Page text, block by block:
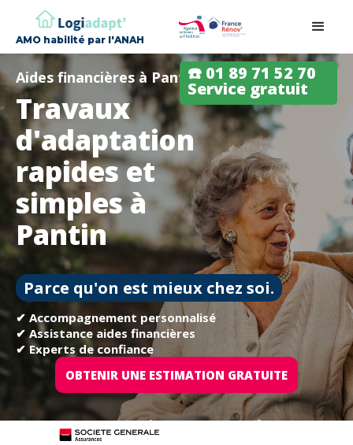
AMO habilité par l'ANAH
☎️ 01 89 71 52 70
Service gratuit
Aides financières à Pantin
Travaux
d'adaptation
rapides et
simples à
Pantin
Parce qu'on est mieux chez soi.
✔ Accompagnement personnalisé
✔ Assistance aides financières
✔ Experts de confiance
OBTENIR UNE ESTIMATION GRATUITE
Tous nos projets sont assurés par